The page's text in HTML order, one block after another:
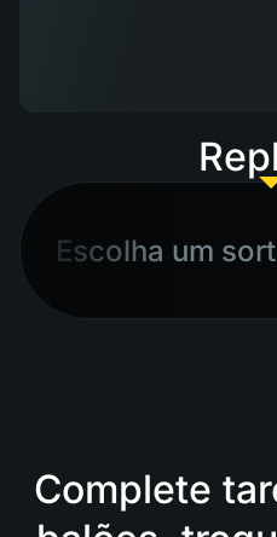
Escolha um
Complete